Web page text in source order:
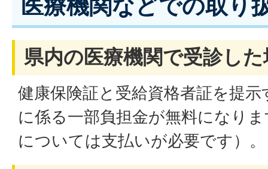
県内の医療機関で受診し
健康保険証と受給資格者証を提
に係る一部負担金が無料になり
については支払いが必要です）。